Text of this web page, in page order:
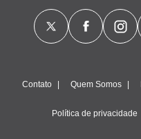
Contato Quem Somos
Política de privacidade